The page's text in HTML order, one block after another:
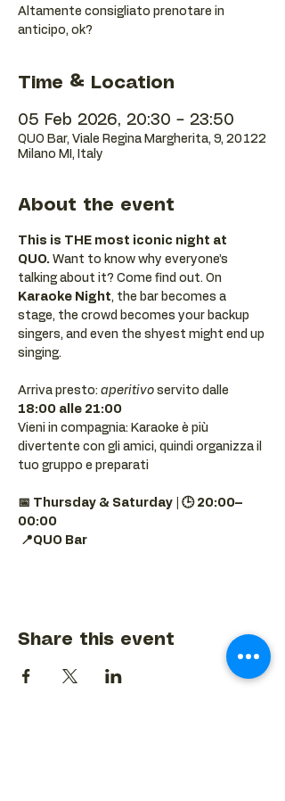
Altamente consigliato prenotare in
anticipo, ok?
Time & Location
05 Feb 2026, 20:30 – 23:50
QUO Bar, Viale Regina Margherita, 9, 20122
Milano MI, Italy
About the event
This is THE most iconic night at
QUO. Want to know why everyone’s
talking about it? Come find out. On
Karaoke Night, the bar becomes a
stage, the crowd becomes your backup
singers, and even the shyest might end up
singing.
Arriva presto: aperitivo servito dalle
18:00 alle 21:00
Vieni in compagnia: Karaoke è più
divertente con gli amici, quindi organizza il
tuo gruppo e preparati
📅 Thursday & Saturday | 🕒 20:00–
00:00
📍QUO Bar
Share this event